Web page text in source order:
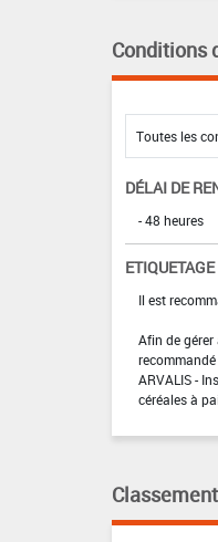
Conditions
DÉLAI DE
- 48 heures
ETIQUETAGE
Il est
Afin de gérer
ARVALIS -
céréales à
Classement